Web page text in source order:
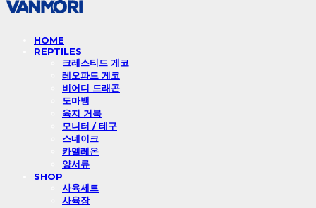
HOME
REPTILES
크레스티드 게코
레오파드 게코
비어디 드래곤
도마뱀
육지 거북
모니터 / 테구
스네이크
카멜레온
양서류
SHOP
사육세트
사육장